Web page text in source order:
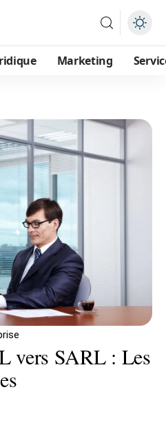
Marketing
vers SARL : Les